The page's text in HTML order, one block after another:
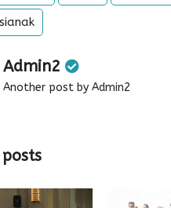
Admin2
Another post by Admin2